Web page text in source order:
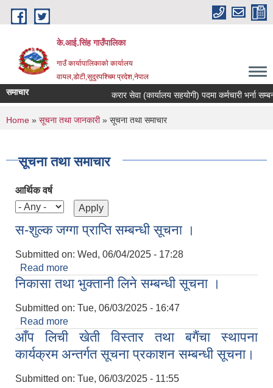
Skip to main content
के.आई.सिंह गाउँपालिका
गाउँ कार्यापालिकाकाे कार्यालय
वायल,डोटी,सुदुरपश्चिम प्रदेश,नेपाल
समाचार करार सेवा (कार्यालय सहयोगी) पदमा कर्मचारी भर्ना
You are here
Home » सूचना तथा जानकारी» सूचना तथा समाचार
सूचना तथा समाचार
आर्थिक वर्ष
स-शुल्क जग्गा प्राप्ति सम्बन्धी सूचना ।
Submitted on: Wed, 06/04/2025 - 17:28
Read more
निकासा तथा भुक्तानी लिने सम्बन्धी सूचना ।
Submitted on: Tue, 06/03/2025 - 16:47
Read more
आँप लिची खेती विस्तार तथा बगैंचा स्थापना
कार्यक्रम अन्तर्गत सूचना प्रकाशन सम्बन्धी सूचना।
Submitted on: Tue, 06/03/2025 - 11:55